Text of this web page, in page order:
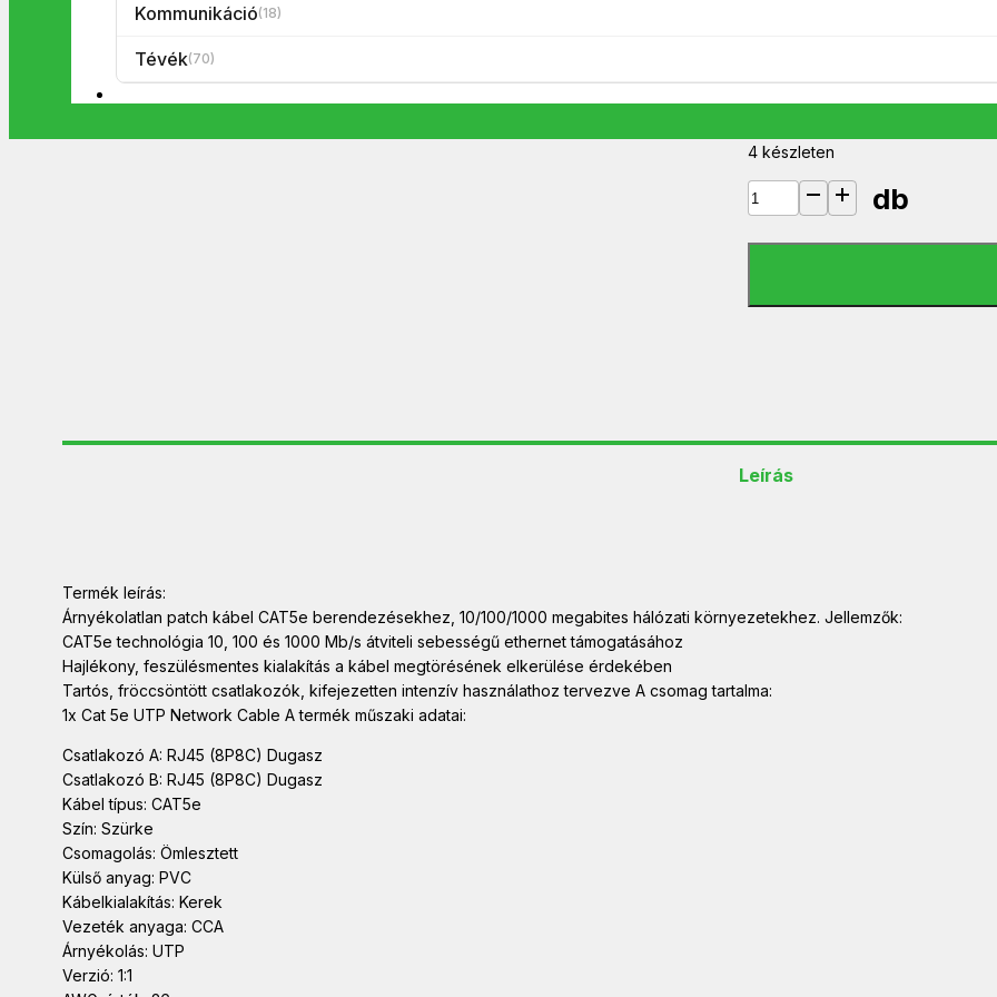
Kommunikáció(18)
Tévék(70)
4 készleten
CCGT85000GY50 UTP KÁBEL 5
db
Leírás
Termék leírás:
Árnyékolatlan patch kábel CAT5e berendezésekhez, 10/100/1000 megabites hálózati környezetekhez. Jellemzők:
CAT5e technológia 10, 100 és 1000 Mb/s átviteli sebességű ethernet támogatásához
Hajlékony, feszülésmentes kialakítás a kábel megtörésének elkerülése érdekében
Tartós, fröccsöntött csatlakozók, kifejezetten intenzív használathoz tervezve A csomag tartalma:
1x Cat 5e UTP Network Cable A termék műszaki adatai:
Csatlakozó A: RJ45 (8P8C) Dugasz
Csatlakozó B: RJ45 (8P8C) Dugasz
Kábel típus: CAT5e
Szín: Szürke
Csomagolás: Ömlesztett
Külső anyag: PVC
Kábelkialakítás: Kerek
Vezeték anyaga: CCA
Árnyékolás: UTP
Verzió: 1:1